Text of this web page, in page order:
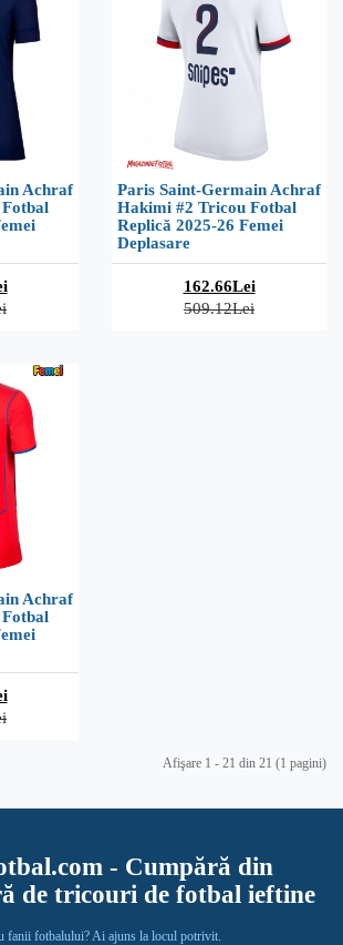
Achraf
Paris Saint-Germain Achraf
Hakimi #2 Tricou Fotbal
Replică 2025-26 Femei
Deplasare
162.66Lei
509.12Lei
Achraf
Afişare 1 - 21 din 21 (1 pagini)
- Cumpără din
de tricouri de fotbal ieftine
fanii fotbalului? Ai ajuns la locul potrivit.